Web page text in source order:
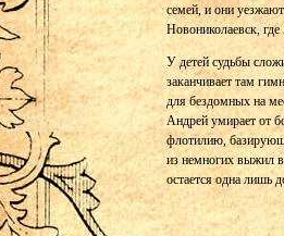
семей, и они
Новониколаевск,
У детей судьбы
заканчивает там
для бездомных на
Андрей умирает от
флотилию,
из немногих выжил
остается одна лишь